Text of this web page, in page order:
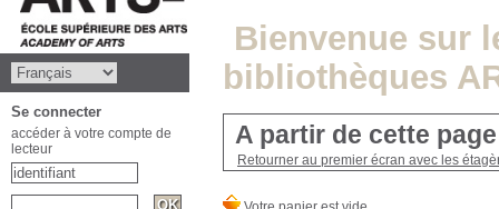
Bienvenue sur
bibliothèques
A partir de cette
Retourner au premier écran avec les
Se connecter
accéder à votre compte de
lecteur